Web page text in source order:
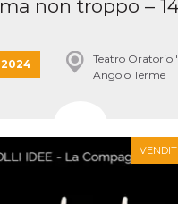
non troppo –
2024
Teatro Oratorio
Angolo Terme